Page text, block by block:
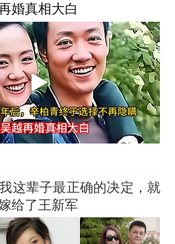
婚真相大白
这辈子最正确的决定，就
给了王新军